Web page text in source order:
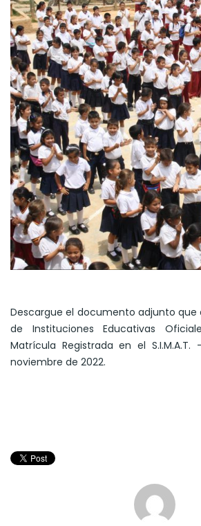
Descargue el documento adjunto que
de Instituciones Educativas
Matrícula Registrada en el
noviembre de 2022.